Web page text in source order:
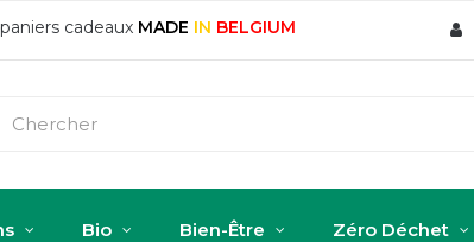
cadeaux MADE IN BELGIUM
Bio Bien-Être Zéro Déchet